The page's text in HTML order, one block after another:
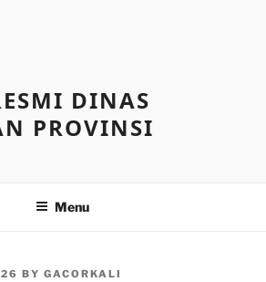
DINAS
PROVINSI
Menu
BY GACORKALI